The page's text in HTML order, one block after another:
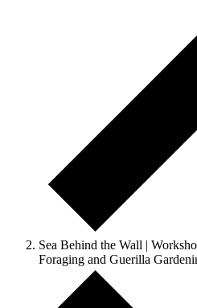
Sea Behind the Wall |
Foraging and Guerilla